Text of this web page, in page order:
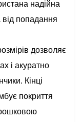
надійна
попадання
дозволяє
і акуратно
Кінці
покриття